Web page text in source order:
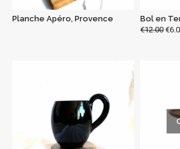
Planche Apéro, Provence
Bol en
€12.00 €